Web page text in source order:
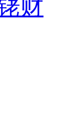
财